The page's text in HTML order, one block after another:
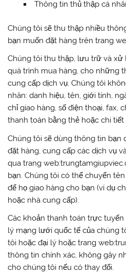
Thông tin thủ thập cá
Chúng tôi sẽ thu thập nhiều
bạn muốn đặt hàng trên trang
Chúng tôi thu thập, lưu trữ và xử
quá trình mua hàng, cho những
cung cấp dịch vụ. Chúng tôi
nhân: danh hiệu, tên, giới tính,
chỉ giao hàng, số điện thoại, fax,
thanh toán bằng thẻ hoặc chi
Chúng tôi sẽ dùng thông tin bạn
đặt hàng, cung cấp các dịch vụ
qua trang
bạn. Chúng tôi có thể chuyển
để họ giao hàng cho bạn (ví dụ
hoặc nhà cung cấp).
Các khoản thanh toán trực
lý mạng lưới quốc tế của chúng
tôi hoặc đại lý hoặc trang
thông tin chính xác, không gây
cho chúng tôi nếu có thay đổi.